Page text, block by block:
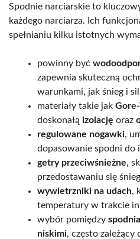
Spodnie narciarskie to
każdego narciarza. Ich
spełnianiu kilku istotnych
powinny być
zapewnia skuteczną
warunkami, jak śnieg i
materiały takie jak
doskonałą izolację oraz
regulowane nogawki,
dopasowanie spodni do
getry przeciwśnieżne,
przedostawaniu się
wywietrzniki na udach,
temperatury w trakcie
wybór pomiędzy
niskimi, często